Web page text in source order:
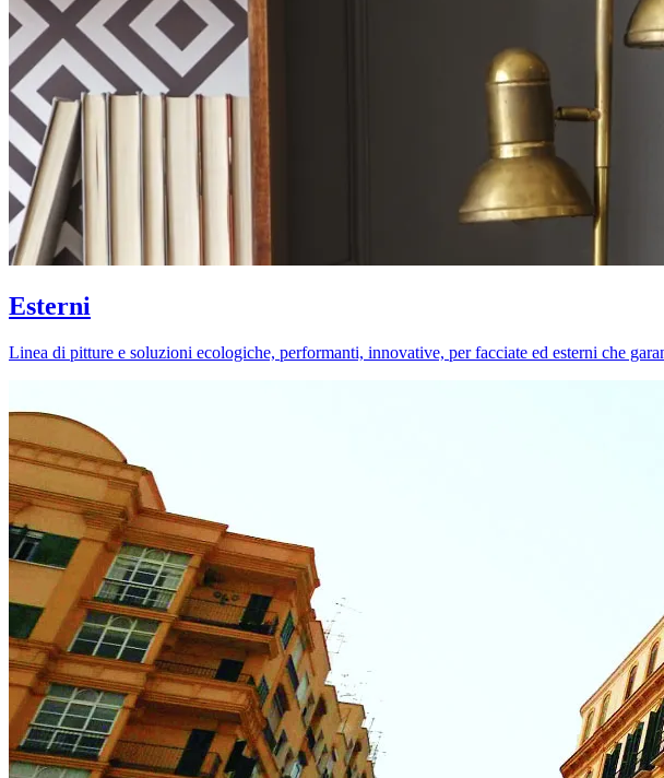
Esterni
Linea di pitture e soluzioni ecologiche, performanti, innovative, per facciate ed esterni che